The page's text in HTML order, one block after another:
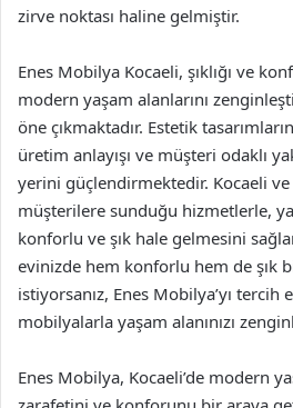
zirve noktası haline gelmiştir.
Enes Mobilya Kocaeli, şıklığı ve
modern yaşam alanlarını
öne çıkmaktadır. Estetik
üretim anlayışı ve müşteri odaklı
yerini güçlendirmektedir. Kocaeli
müşterilere sunduğu hizmetlerle,
konforlu ve şık hale gelmesini
evinizde hem konforlu hem de şık
istiyorsanız, Enes Mobilya’yı tercih
mobilyalarla yaşam alanınızı
Enes Mobilya, Kocaeli’de modern